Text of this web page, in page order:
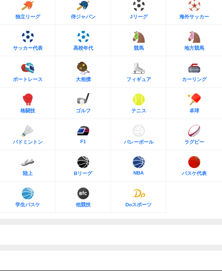
独立リーグ 侍ジャパン Jリーグ 海外サッカー
サッカー代表 高校年代 競馬 地方競馬
ボートレース 大相撲 フィギュア カーリング
格闘技 ゴルフ テニス 卓球
バドミントン F1 バレーボール ラグビー
陸上 Bリーグ NBA バスケ代表
学生バスケ 他競技 Doスポーツ